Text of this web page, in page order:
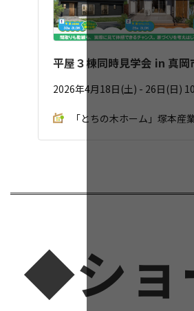
平屋３棟同時見学会 in 真岡
2026年4月18日(土) - 26日(日)
「とちの木ホーム」塚本産
◆ショ